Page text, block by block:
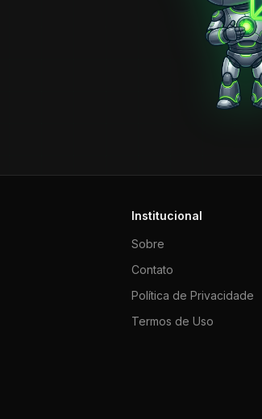
Institucional
Sobre
Contato
Política de Privacidade
Termos de Uso